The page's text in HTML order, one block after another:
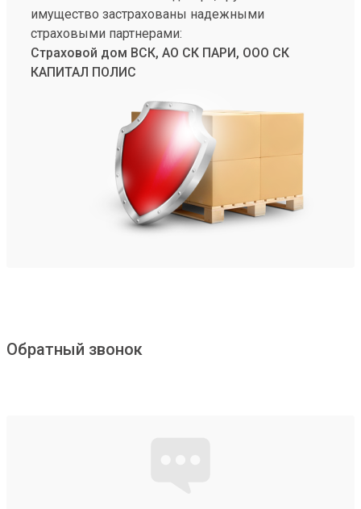
имущество застрахованы надежными
страховыми партнерами:
Страховой дом ВСК, АО СК ПАРИ, ООО СК
КАПИТАЛ ПОЛИС
Обратный звонок